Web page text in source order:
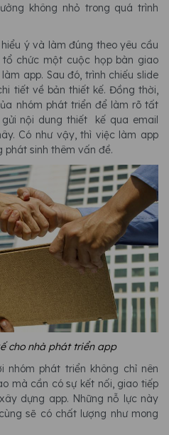
không nhỏ trong quá trình
ý và làm đúng theo yêu cầu
tổ chức một cuộc họp bàn giao
app. Sau đó, trình chiếu slide
tiết về bản thiết kế. Đồng thời,
nhóm phát triển để làm rõ tất
nội dung thiết kế qua email
Có như vậy, thì việc làm app
phát sinh thêm vấn đề.
cho nhà phát triển app
nhóm phát triển không chỉ nên
mà cần có sự kết nối, giao tiếp
dựng app. Những nỗ lực này
sẽ có chất lượng như mong